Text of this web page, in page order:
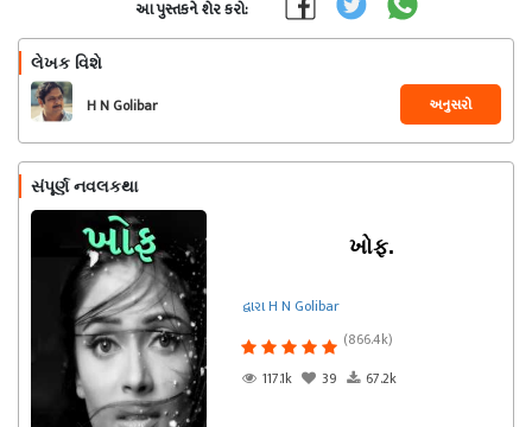
આ પુસ્તકને શેર કરો:
લેખક વિશે
H N Golibar અનુસરો
સંપૂર્ણ નવલકથા
ખોફ.
દ્વારા H N Golibar
(866.4k)
117.1k
39 67.2k